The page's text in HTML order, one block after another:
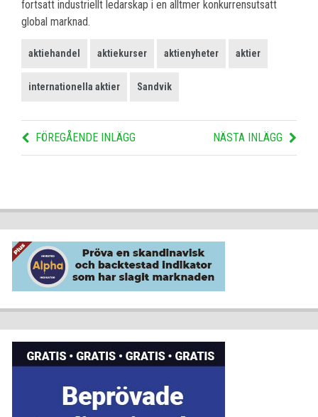
fortsatt industriellt ledarskap i en alltmer konkurrensutsatt
global marknad.
aktiehandel aktiekurser aktienyheter aktier
internationella aktier Sandvik
FÖREGÅENDE INLÄGG NÄSTA INLÄGG